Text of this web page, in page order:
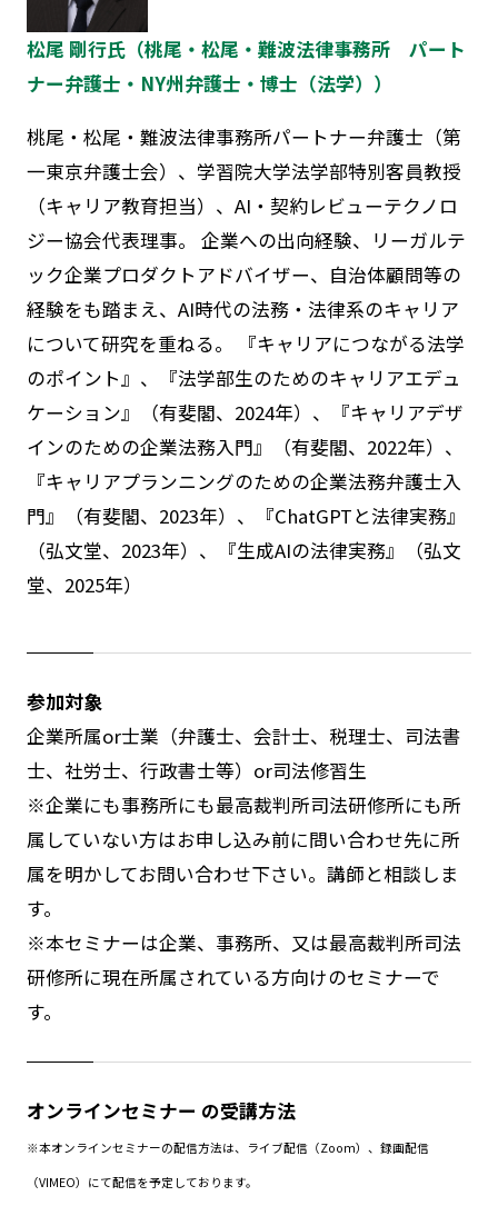
松尾 剛行氏（桃尾・松尾・難波法律事務所 パート
ナー弁護士・NY州弁護士・博士（法学））
桃尾・松尾・難波法律事務所パートナー弁護士（第
一東京弁護士会）、学習院大学法学部特別客員教授
（キャリア教育担当）、AI・契約レビューテクノロ
ジー協会代表理事。 企業への出向経験、リーガルテ
ック企業プロダクトアドバイザー、自治体顧問等の
経験をも踏まえ、AI時代の法務・法律系のキャリア
について研究を重ねる。 『キャリアにつながる法学
のポイント』、『法学部生のためのキャリアエデュ
ケーション』（有斐閣、2024年）、『キャリアデザ
インのための企業法務入門』（有斐閣、2022年）、
『キャリアプランニングのための企業法務弁護士入
門』（有斐閣、2023年）、『ChatGPTと法律実務』
（弘文堂、2023年）、『生成AIの法律実務』（弘文
堂、2025年）
参加対象
企業所属or士業（弁護士、会計士、税理士、司法書
士、社労士、行政書士等）or司法修習生
※企業にも事務所にも最高裁判所司法研修所にも所
属していない方はお申し込み前に問い合わせ先に所
属を明かしてお問い合わせ下さい。講師と相談しま
す。
※本セミナーは企業、事務所、又は最高裁判所司法
研修所に現在所属されている方向けのセミナーで
す。
オンラインセミナー の受講方法
※本オンラインセミナーの配信方法は、ライブ配信（Zoom）、録画配信
（VIMEO）にて配信を予定しております。